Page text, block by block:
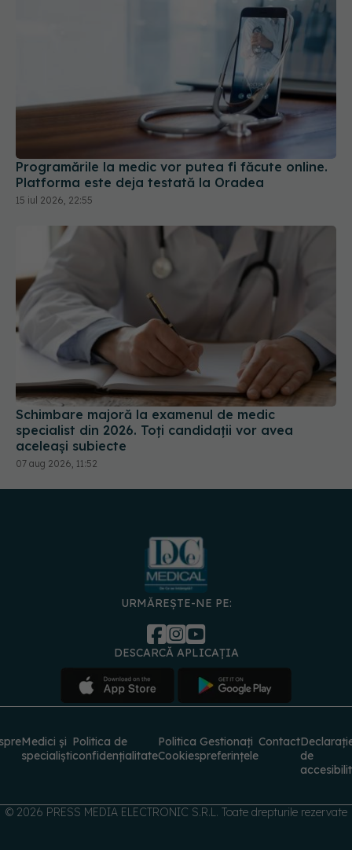
Programările la medic vor putea fi făcute online.
Platforma este deja testată la Oradea
15 iul 2026, 22:55
Schimbare majoră la examenul de medic
specialist din 2026. Toți candidații vor avea
aceleași subiecte
07 aug 2026, 11:52
URMĂREȘTE-NE PE:
DESCARCĂ APLICAȚIA
Medici și
specialiști
Politica de
confidențialitate
Politica
Cookies
Gestionați
preferințele
Contact
de
© 2026 PRESS MEDIA ELECTRONIC S.R.L. Toate drepturile rezervate